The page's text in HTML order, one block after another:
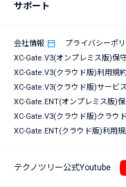
連携システム
連携機器
XC-Gate.ENT
XC-Gate.ENTについ
鉄鋼製造業
サポート
サポート
導入までの流れ
eラーニング
会社情報
プライバシーポ
XC-Gate.V3(オンプレミス版)保
XC-Gate.V3(クラウド版)利用規
XC-Gate.V3(クラウド版)サービ
XC-Gate.ENT(オンプレミス版)
XC-Gate.V3(クラウド版)クラウ
XC-Gate.ENT(クラウド版)利用
テクノツリー公式Youtube